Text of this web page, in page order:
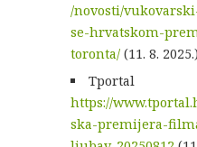
/novosti/
se-hrvatskom-
toronta/(11. 8. 2025.)
Tportal
https://
ska-premijera-